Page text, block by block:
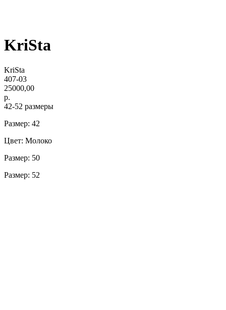
KriSta
KriSta
407-03
25000,00
р.
42-52 размеры
Размер: 42
Цвет: Молоко
Размер: 50
Размер: 52